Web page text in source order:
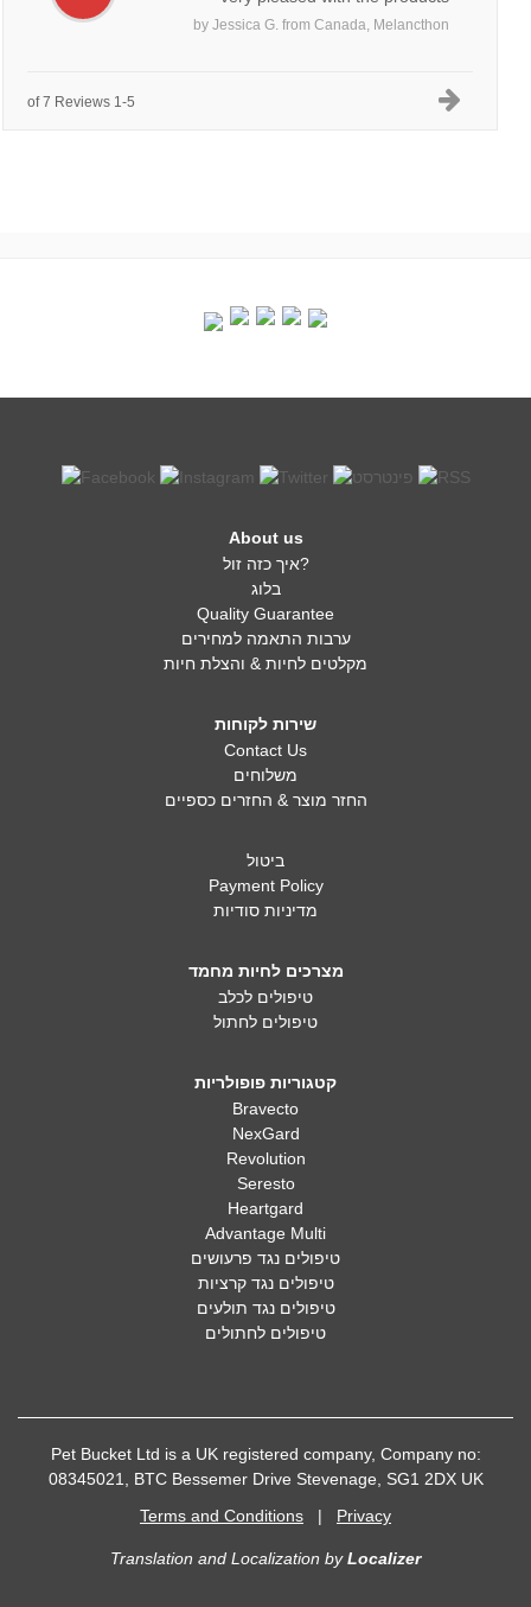
byJessica G. fromCanada, Melancthon
1-5 of 7 Reviews
About us
איך כזה זול?
בלוג
Quality Guarantee
ערבות התאמה למחירים
מקלטים לחיות & והצלת חיות
שירות לקוחות
Contact Us
משלוחים
החזר מוצר & החזרים כספיים
ביטול
Payment Policy
מדיניות סודיות
מצרכים לחיות מחמד
טיפולים לכלב
טיפולים לחתול
קטגוריות פופולריות
Bravecto
NexGard
Revolution
Seresto
Heartgard
Advantage Multi
טיפולים נגד פרעושים
טיפולים נגד קרציות
טיפולים נגד תולעים
טיפולים לחתולים
Pet Bucket Ltd is a UK registered company, Company no:
08345021, BTC Bessemer Drive Stevenage, SG1 2DX UK
Terms and Conditions | Privacy
Translation and Localization byLocalizer